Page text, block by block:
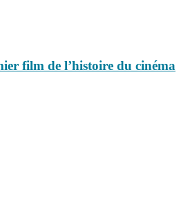
film de l’histoire du cinéma